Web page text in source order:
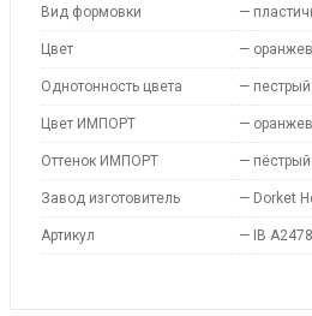
Вид формовки —
Цвет —
Однотонность цвета —
Цвет ИМПОРТ —
Оттенок ИМПОРТ — пёстрый
Завод изготовитель — Dorket
Артикул — IB